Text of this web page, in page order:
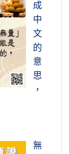
成
中
文
的
意
思
，
無